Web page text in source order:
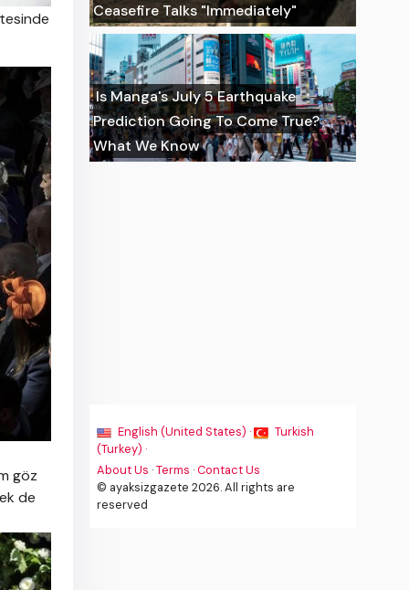
göz
de
Ceasefire Talks "Immediately"
Is Manga's July 5 Earthquake
Prediction Going To Come True?
What We Know
English (United States) ·
Turkish
(Turkey) ·
About Us ·Terms ·Contact Us
© ayaksizgazete 2026. All rights are
reserved